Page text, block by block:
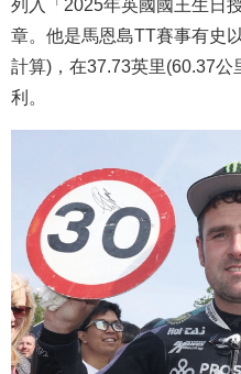
列入「2025年英國國王生日
章。他是馬恩島TT賽事有史
計算)，在37.73英里(60.37
利。